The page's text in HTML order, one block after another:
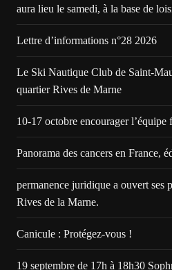
aura lieu le samedi, à la base de
Lettre d’informations n°28 2026
Le Ski Nautique Club de Saint-
quartier Rives de Marne
10-17 octobre encourager
Panorama des cancers en France,
permanence juridique a ouvert ses
Rives de la Marne.
Canicule : Protégez-vous !
19 septembre de 17h à 18h30